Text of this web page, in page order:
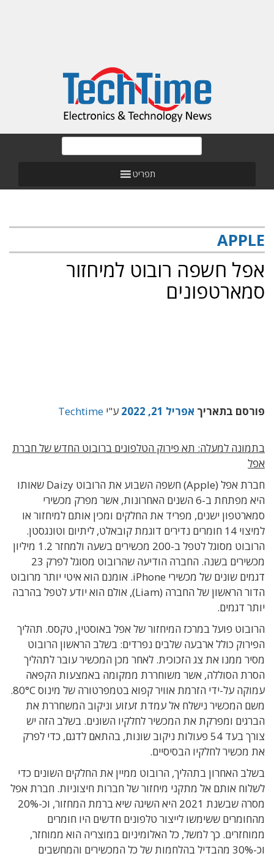
תפריט
APPLE
אפל חשפה רובוט למיחזור
סמארטפונים
פורסם בתאריך אפריל 21, 2022 ע"י Techtime
בתמונה למעלה: תא פירוק הטלפונים ברובוט החדש של חברת
אפל
חברת אפל (Apple) חשפה השבוע את הרובוט Daizy שאותו
היא מפתחת ב-6 השנים האחרונות, אשר מפרק מכשירי
סמארטפון ישנים, מפריד את החלקים ומכין אותם למיחזור או
למיצוי 14 חומרים נדירים דוגמת קובאלט, ליתיום וטונגסטן.
הרובוט מסוגל לטפל ב-200 מכשירים בשעה ולמחזר 1.2 מיליון
מכשירים בשנה. החברה הודיעה שהרובוט מסוגל לפרק 23
דגמים שונים של מכשירי iPhone. אומנם הוא איטי יותר מרובוט
הדור הראשון של החברה (Liam), אולם הוא יודע לטפל בהרבה
יותר דגמים.
הרובוט פועל במרכז המיחזור של אפל באוסטין, טקסס. תהליך
הפירוק כולל ארבעה שלבים נפרדים: בשלב הראשון הרובוט
מסיר ממנו את צג הזכוכית. לאחר מכן המכשיר עובר לתהליך
הסרת הסוללה, אשר משוחררת ממקומה באמצעות הקפאה
עמוקה על-ידי הזרמת אוויר קפוא בטמפרטורה של מינוס 80°C.
משם המכשיר נישלח אל עמדת זעזוע וניקוב המשחררת את
הברגים ומפרקת את המכשיר לחלקיו השונים. בשלב הזה יש
צורך בעד 54 פעולות ניקוב שונות, בהתאם לדגם, כדי לפרק
את מכשיר לחלקיו הבסיסיים.
בשלב האחרון בתהליך, הרובוט ממיין את החלקים השונים כדי
לשלוח אותם אל מתקני מיחזור של חברות חיצוניות. חברת אפל
מסרה שבשנת 2021 היא השיגה שיא ברמת המחזור, וכ-20%
מהחומרים ששימשו לייצור טלפונים חדשים היו חומרים
ממוחזרים. כך למשל, כל האלומיניום במוצריה הוא ממוחזר,
וכ-30% מהבדיל בהלחמות של כל המכשירים והמחשבים